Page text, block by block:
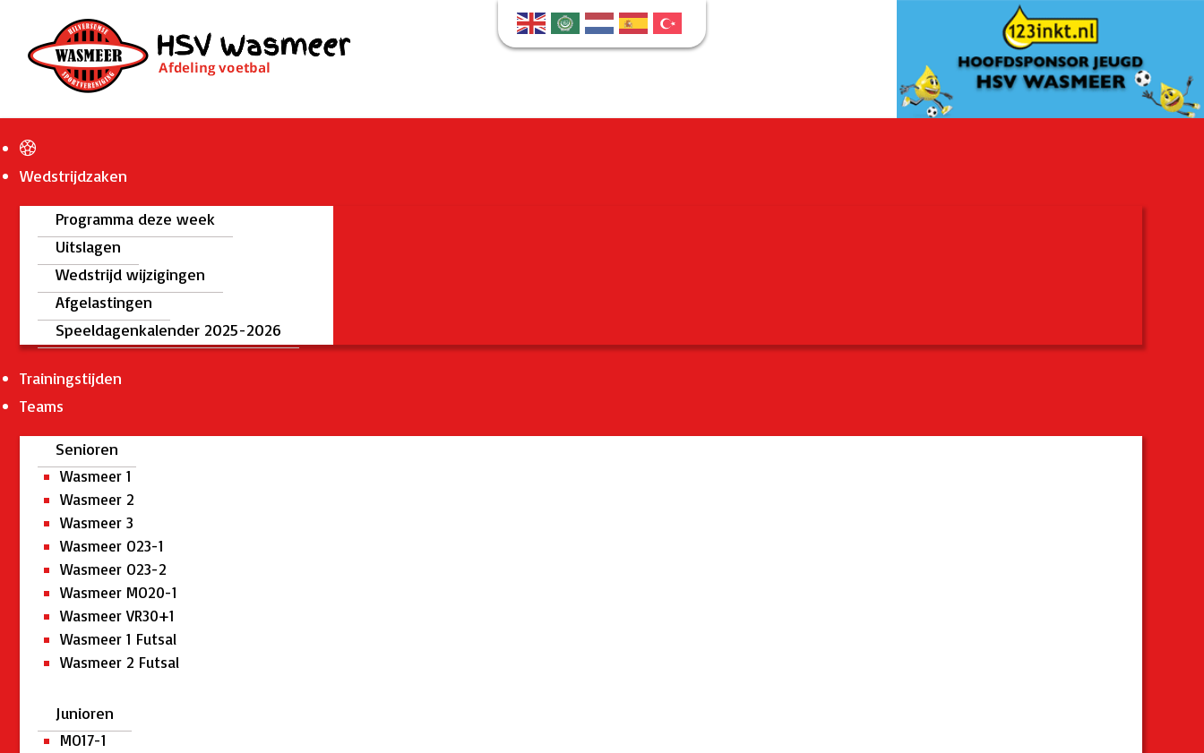
Wedstrijdzaken
Programma deze week
Uitslagen
Wedstrijd wijzigingen
Afgelastingen
Speeldagenkalender 2025-2026
Trainingstijden
Teams
Senioren
Wasmeer 1
Wasmeer 2
Wasmeer 3
Wasmeer O23-1
Wasmeer O23-2
Wasmeer MO20-1
Wasmeer VR30+1
Wasmeer 1 Futsal
Wasmeer 2 Futsal
Junioren
MO17-1